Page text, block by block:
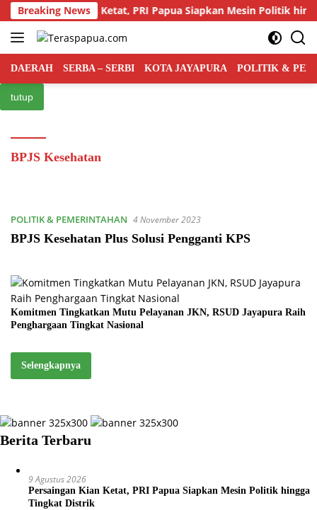
Langsung
ke
konten
Breaking News
Persaingan Kian Ketat, PRI Papua Siapkan Mesin Politik
DAERAH SERBA – SERBI KOTA JAYAPURA POLITIK &
tutup
BPJS Kesehatan
POLITIK & PEMERINTAHAN 4 November 2023
BPJS Kesehatan Plus Solusi Pengganti KPS
Komitmen Tingkatkan Mutu Pelayanan JKN, RSUD Jayapura Raih
Penghargaan Tingkat Nasional
Selengkapnya
Berita Terbaru
9 Agustus 2026
Persaingan Kian Ketat, PRI Papua Siapkan Mesin Politik hingga
Tingkat Distrik